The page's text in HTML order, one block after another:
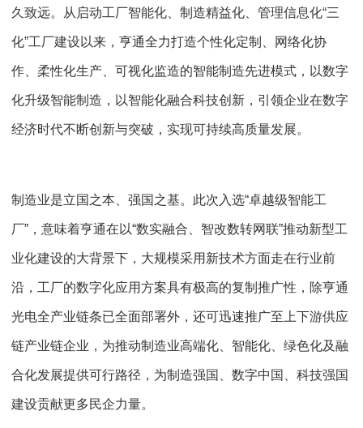
久致远。从启动工厂智能化、制造精益化、管理信息化“三
化”工厂建设以来，亨通全力打造个性化定制、网络化协
作、柔性化生产、可视化监造的智能制造先进模式，以数字
化升级智能制造，以智能化融合科技创新，引领企业在数字
经济时代不断创新与突破，实现可持续高质量发展。
制造业是立国之本、强国之基。此次入选“卓越级智能工
厂”，意味着亨通在以“数实融合、智改数转网联”推动新型工
业化建设的大背景下，大规模采用新技术方面走在行业前
沿，工厂的数字化应用方案具有极高的复制推广性，除亨通
光电全产业链条已全面部署外，还可迅速推广至上下游供应
链产业链企业，为推动制造业高端化、智能化、绿色化及融
合化发展提供可行路径，为制造强国、数字中国、科技强国
建设贡献更多民企力量。